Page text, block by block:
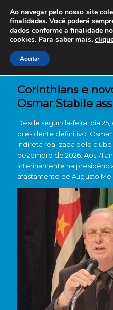
Corinthians e
Osmar Stabile
Desde segunda-feira, dia
presidente definitivo.
indireta realizada pelo
dezembro de 2026. Aos 71
interinamente na
afastamento de Augusto
Ao navegar pelo nosso site
finalidades. Você poderá
dados conforme a finalidade
cookies. Para saber mais,
Aceitar